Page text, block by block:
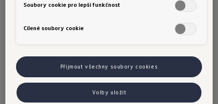
detailu a jako opravdový Volkswagen kombinuje
všestrannost, komfort, bezpečnost a inovativní
technologie. Do konce roku mohou navíc čeští
modelu Tiguan eHybrid."
Kromě tří základních výbavových linií - Life,
Elegance* a R-Line - připravil Volkswagen pro
Soubory cookie pro lepší funkčnost
Cílené soubory cookie
Přijmout všechny soubory cookies
Volby uložit